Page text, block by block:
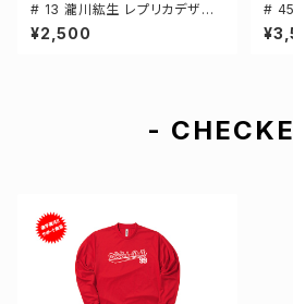
# 13 瀧川紘生 レプリカデザイ
ン 選手還元 キャンバストートバ
ッグ 2カラー MLサイズ 00077
¥2,500
# 45
ン 3
ツ
-